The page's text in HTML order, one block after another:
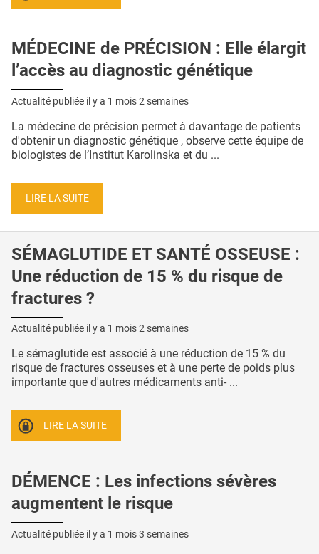
CRÉDITS
MÉDECINE de PRÉCISION : Elle élargit
l’accès au diagnostic génétique
Actualité publiée il y a 1 mois 2 semaines
La médecine de précision permet à davantage de patients
d'obtenir un diagnostic génétique , observe cette équipe de
biologistes de l’Institut Karolinska et du ...
LIRE LA SUITE
SÉMAGLUTIDE ET SANTÉ OSSEUSE :
Une réduction de 15 % du risque de
fractures ?
Actualité publiée il y a 1 mois 2 semaines
Le sémaglutide est associé à une réduction de 15 % du
risque de fractures osseuses et à une perte de poids plus
importante que d'autres médicaments anti- ...
LIRE LA SUITE
DÉMENCE : Les infections sévères
augmentent le risque
Actualité publiée il y a 1 mois 3 semaines